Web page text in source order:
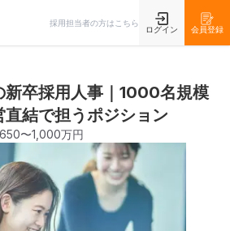
採用担当者の方はこちら
ログイン 会員登録
新卒採用人事｜1000名規模
結で担うポジション
650〜1,000万円